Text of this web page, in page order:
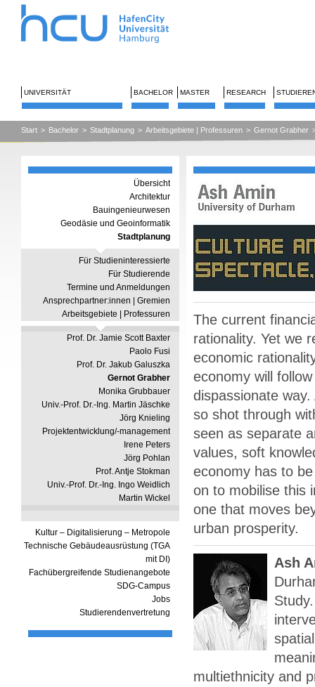
UNIVERSITÄT BACHELOR MASTER RESEARCH
Start > Bachelor > Stadtplanung > Arbeitsgebiete | Professuren > Gernot Grabher
Übersicht
Architektur
Bauingenieurwesen
Geodäsie und Geoinformatik
Stadtplanung
Für Studieninteressierte
Für Studierende
Termine und Anmeldungen
Ansprechpartner:innen | Gremien
Arbeitsgebiete | Professuren
Prof. Dr. Jamie Scott Baxter
Paolo Fusi
Prof. Dr. Jakub Galuszka
Gernot Grabher
Monika Grubbauer
Univ.-Prof. Dr.-Ing. Martin Jäschke
Jörg Knieling
Projektentwicklung/-management
Irene Peters
Jörg Pohlan
Prof. Antje Stokman
Univ.-Prof. Dr.-Ing. Ingo Weidlich
Martin Wickel
Kultur – Digitalisierung – Metropole
Technische Gebäudeausrüstung (TGA
mit DI)
Fachübergreifende Studienangebote
SDG-Campus
Jobs
Studierendenvertretung
The current
rationality. Yet we
economic
economy will
dispassionate
so shot through
seen as separate
values, soft
economy has to
on to mobilise this
one that moves
urban prosperity.
Ash
multiethnicity and